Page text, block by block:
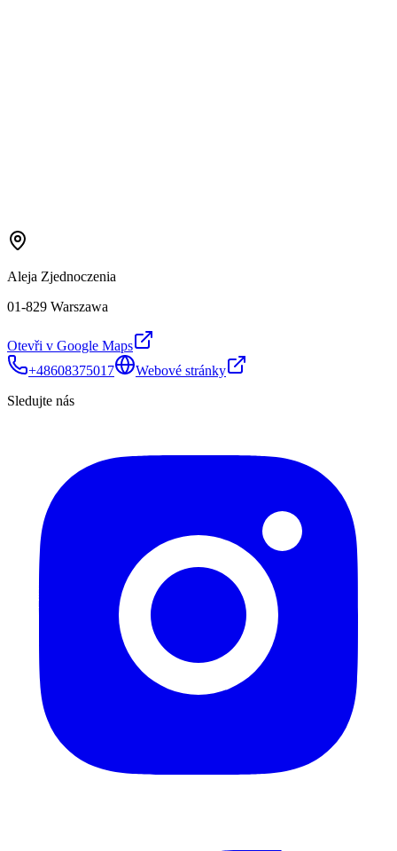
Aleja Zjednoczenia
01-829 Warszawa
Otevři v Google Maps
+48608375017
Webové stránky
Sledujte nás